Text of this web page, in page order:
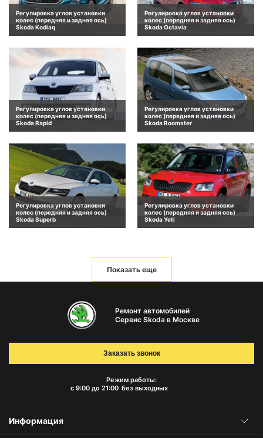
Регулировка углов установки
колес (передняя и задняя ось)
Skoda Kodiaq
Регулировка углов установки
колес (передняя и задняя ось)
Skoda Octavia
Регулировка углов установки
колес (передняя и задняя ось)
Skoda Rapid
Регулировка углов установки
колес (передняя и задняя ось)
Skoda Roomster
Регулировка углов установки
колес (передняя и задняя ось)
Skoda Superb
Регулировка углов установки
колес (передняя и задняя ось)
Skoda Yeti
Показать еще
Ремонт автомобилей
Сервис Skoda в Москве
Режим работы:
с 9:00 до 21:00 без выходных
Заказать звонок
Информация